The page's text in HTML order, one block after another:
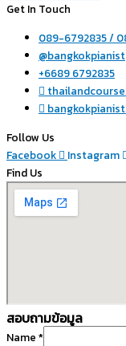
Get In Touch
089-6792835 /
@bangkokpianist
+6689 6792835
Follow Us
Facebook
Instagram
Find Us
สอบถามข้อมูล
Name *